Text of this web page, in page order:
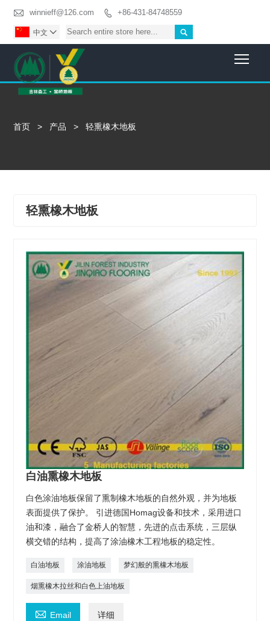
 winnieff@126.com  +86-431-84748559

中文 
首页 > 产品 > 轻熏橡木地板
轻熏橡木地板
白油熏橡木地板
白色涂油地板保留了熏制橡木地板的自然外观，并为地板
表面提供了保护。 引进德国Homag设备和技术，采用进口
油和漆，融合了金桥人的智慧，先进的点击系统，三层纵
横交错的结构，提高了涂油橡木工程地板的稳定性。
白油地板 涂油地板 梦幻般的熏橡木地板
烟熏橡木拉丝和白色上油地板
 Email 详细